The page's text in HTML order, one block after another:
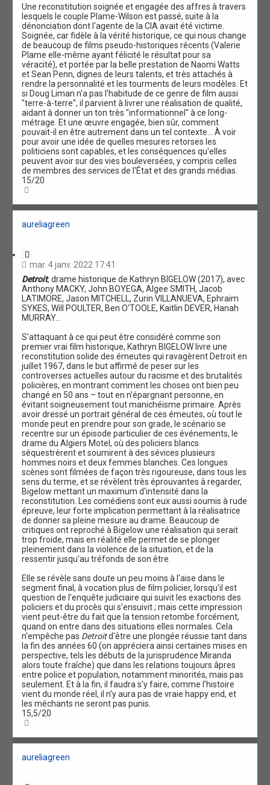
Une reconstitution soignée et engagée des affres à travers
lesquels le couple Plame-Wilson est passé, suite à la
dénonciation dont l'agente de la CIA avait été victime.
Soignée, car fidèle à la vérité historique, ce qui nous change
de beaucoup de films pseudo-historiques récents (Valerie
Plame elle-même ayant félicité le résultat pour sa
véracité), et portée par la belle prestation de Naomi Watts
et Sean Penn, dignes de leurs talents, et très attachés à
rendre la personnalité et les tourments de leurs modèles. Et
si Doug Liman n'a pas l'habitude de ce genre de film aussi
"terre-à-terre", il parvient à livrer une réalisation de qualité,
aidant à donner un ton très "informationnel" à ce long-
métrage. Et une œuvre engagée, bien sûr, comment
pouvait-il en être autrement dans un tel contexte... À voir
pour avoir une idée de quelles mesures retorses les
politiciens sont capables, et les conséquences qu'elles
peuvent avoir sur des vies bouleversées, y compris celles
de membres des services de l'État et des grands médias.
15/20
u
aureliagreen
i
a
t
i
o
n
mar. 4 janv. 2022 17:41
Detroit, drame historique de Kathryn BIGELOW (2017), avec
Anthony MACKY, John BOYEGA, Algee SMITH, Jacob
LATIMORE, Jason MITCHELL, Zurin VILLANUEVA, Ephraim
SYKES, Will POULTER, Ben O'TOOLE, Kaitlin DEVER, Hanah
MURRAY...
S'attaquant à ce qui peut être considéré comme son
premier vrai film historique, Kathryn BIGELOW livre une
reconstitution solide des émeutes qui ravagèrent Detroit en
juillet 1967, dans le but affirmé de peser sur les
controverses actuelles autour du racisme et des brutalités
policières, en montrant comment les choses ont bien peu
changé en 50 ans – tout en n'épargnant personne, en
évitant soigneusement tout manichéisme primaire. Après
avoir dressé un portrait général de ces émeutes, où tout le
monde peut en prendre pour son grade, le scénario se
recentre sur un épisode particulier de ces événements, le
drame du Algiers Motel, où des policiers blancs
séquestrèrent et soumirent à des sévices plusieurs
hommes noirs et deux femmes blanches. Ces longues
scènes sont filmées de façon très rigoureuse, dans tous les
sens du terme, et se révèlent très éprouvantes à regarder,
Bigelow mettant un maximum d'intensité dans la
reconstitution. Les comédiens sont eux aussi soumis à rude
épreuve, leur forte implication permettant à la réalisatrice
de donner sa pleine mesure au drame. Beaucoup de
critiques ont reproché à Bigelow une réalisation qui serait
trop froide, mais en réalité elle permet de se plonger
pleinement dans la violence de la situation, et de la
ressentir jusqu'au tréfonds de son être.
Elle se révèle sans doute un peu moins à l'aise dans le
segment final, à vocation plus de film policier, lorsqu'il est
question de l'enquête judiciaire qui suivit les exactions des
policiers et du procès qui s'ensuivit ; mais cette impression
vient peut-être du fait que la tension retombe forcément,
quand on entre dans des situations elles normales. Cela
n'empêche pas Detroitd'être une plongée réussie tant dans
la fin des années 60 (on appréciera ainsi certaines mises en
perspective, tels les débuts de la jurisprudence Miranda
alors toute fraîche) que dans les relations toujours âpres
entre police et population, notamment minorités, mais pas
seulement. Et à la fin, il faudra s'y faire, comme l'histoire
vient du monde réel, il n'y aura pas de vraie happy end, et
les méchants ne seront pas punis.
15,5/20
u
aureliagreen